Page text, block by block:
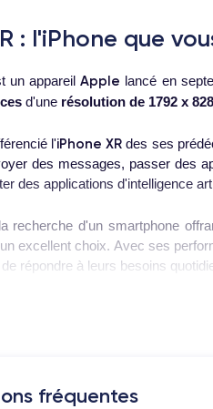
: l'iPhone que
un appareilApple lancé en
d'une résolution de 1792 x
l'iPhone XR des ses
des messages, passer des
des applications d'intelligence
recherche d'un smartphone
excellent choix. Avec ses
répondre à leurs besoins
lancé enseptembre 2018
fréquentes